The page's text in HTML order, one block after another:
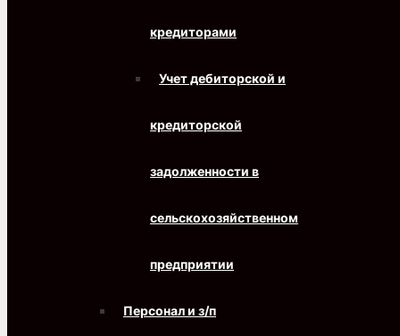
кредиторами
Учет дебиторской и
кредиторской
задолженности в
сельскохозяйственном
предприятии
Персонал и з/п